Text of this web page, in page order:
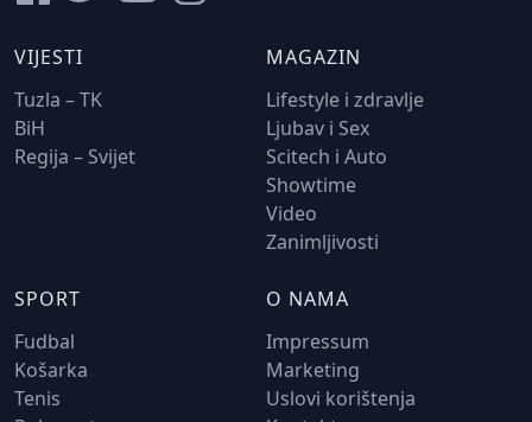
VIJESTI
Tuzla – TK
BiH
Regija – Svijet
MAGAZIN
Lifestyle i zdravlje
Ljubav i Sex
Scitech i Auto
Showtime
Video
Zanimljivosti
SPORT
Fudbal
Košarka
Tenis
O NAMA
Impressum
Marketing
Uslovi korištenja